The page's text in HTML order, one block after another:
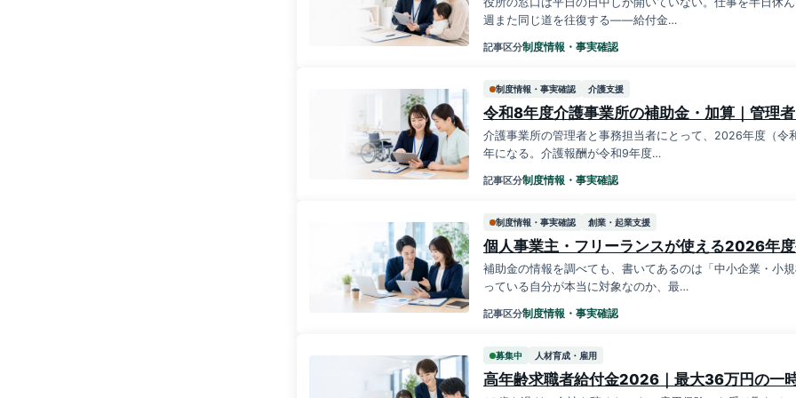
週また同じ道を往復する——給付金…
記事区分制度情報・事実確認
制度情報・事実確認 介護支援
令和8年度介護事業所の補助金・加算｜管理
介護事業所の管理者と事務担当者にとって、2026年度（令
年になる。介護報酬が令和9年度…
記事区分制度情報・事実確認
制度情報・事実確認 創業・起業支援
個人事業主・フリーランスが使える2026年
補助金の情報を調べても、書いてあるのは「中小企業・小
っている自分が本当に対象なのか、最…
記事区分制度情報・事実確認
募集中 人材育成・雇用
高年齢求職者給付金2026｜最大36万円の一